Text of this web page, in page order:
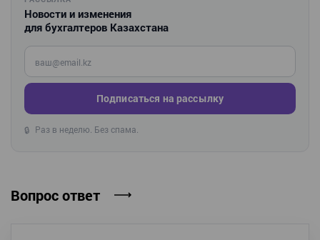
Новости и изменения
для бухгалтеров Казахстана
Введите ваш e-mail
Подписаться на рассылку
🔒 Раз в неделю. Без спама.
Вопрос ответ